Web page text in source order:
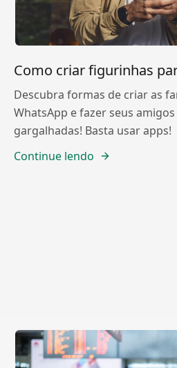
Como criar figurinhas
Descubra formas de criar as
WhatsApp e fazer seus
gargalhadas! Basta usar apps!
Continue lendo